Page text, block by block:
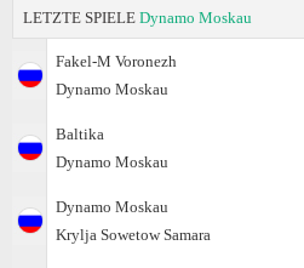
LETZTE SPIELE Dynamo Moskau
Fakel-M Voronezh
Dynamo Moskau
Baltika
Dynamo Moskau
Dynamo Moskau
Krylja Sowetow Samara